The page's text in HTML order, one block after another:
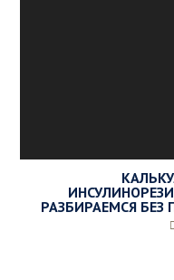
РАЗБИРАЕМСЯ